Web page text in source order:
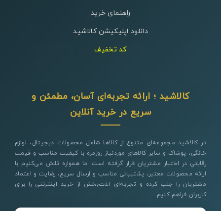
راهنمای خرید
دانلود اپلیکیشن کالاشید
کد تخفیف
کالاشید ؛ ارائه تجربه‌ای آسان، مطمئن و
سریع در خرید آنلاین
در کالاشید مجموعه‌ای متنوع از کالاها شامل محصولات دیجیتال، لوازم
خانگی، پوشاک و سایر کالاهای موردنیاز روزمره با کیفیت مناسب و قیمت
رقابتی در اختیار مشتریان قرار گرفته است. ما همواره تلاش می‌کنیم با
ارائه محصولات معتبر، پشتیبانی مناسب و ارسال سریع، رضایت و اعتماد
مشتریان را جلب کرده و تجربه‌ای لذت‌بخش از خرید اینترنتی را برای
کاربران فراهم کنیم.